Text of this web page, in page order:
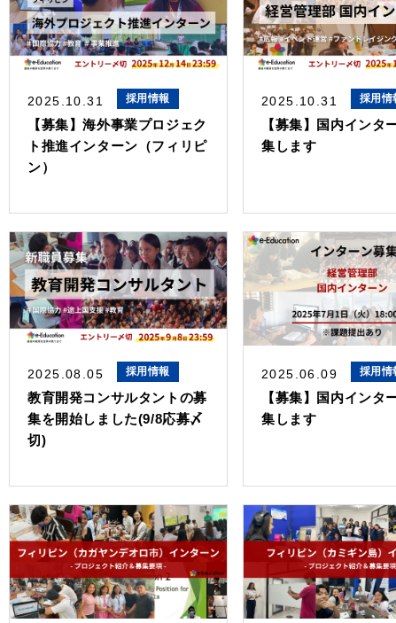
2025.10.31 採用情報
【募集】海外事業プロジェク
ト推進インターン（フィリピ
ン）
2025.10.31 採用情
【募集】国内インタ
集します
2025.08.05 採用情報
教育開発コンサルタントの募
集を開始しました(9/8応募〆
切)
2025.06.09 採用情
【募集】国内インタ
集します